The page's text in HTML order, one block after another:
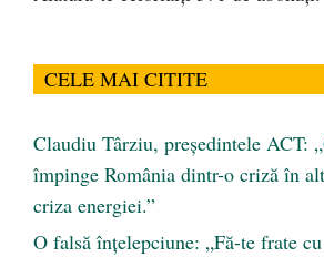
CELE MAI CITITE
Claudiu Târziu, președintele ACT:
împinge România dintr-o criză în
criza energiei.”
O falsă înțelepciune: „Fă-te frate